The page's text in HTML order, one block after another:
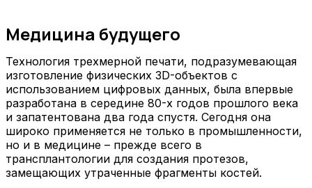
Медицина будущего
Технология трехмерной печати, подразумевающая
изготовление физических 3D-объектов с
использованием цифровых данных, была впервые
разработана в середине 80-х годов прошлого века
и запатентована два года спустя. Сегодня она
широко применяется не только в промышленности,
но и в медицине – прежде всего в
трансплантологии для создания протезов,
замещающих утраченные фрагменты костей.